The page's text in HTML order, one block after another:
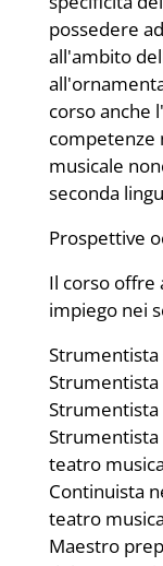
possedere
all'ambito
corso anche
competenze
musicale
seconda
Prospettive
Il corso offre
impiego nei
Strumentista
Strumentista
teatro
Continuista
teatro
Maestro